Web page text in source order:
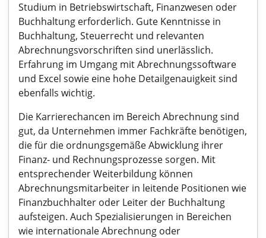
Studium in Betriebswirtschaft, Finanzwesen oder
Buchhaltung erforderlich. Gute Kenntnisse in
Buchhaltung, Steuerrecht und relevanten
Abrechnungsvorschriften sind unerlässlich.
Erfahrung im Umgang mit Abrechnungssoftware
und Excel sowie eine hohe Detailgenauigkeit sind
ebenfalls wichtig.
Die Karrierechancen im Bereich Abrechnung sind
gut, da Unternehmen immer Fachkräfte benötigen,
die für die ordnungsgemäße Abwicklung ihrer
Finanz- und Rechnungsprozesse sorgen. Mit
entsprechender Weiterbildung können
Abrechnungsmitarbeiter in leitende Positionen wie
Finanzbuchhalter oder Leiter der Buchhaltung
aufsteigen. Auch Spezialisierungen in Bereichen
wie internationale Abrechnung oder